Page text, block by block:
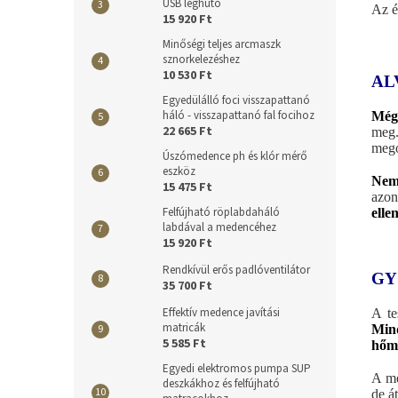
USB léghűtő
15 920 Ft
Minőségi teljes arcmaszk
sznorkelezéshez
10 530 Ft
Egyedülálló foci visszapattanó
háló - visszapattanó fal focihoz
22 665 Ft
Úszómedence ph és klór mérő
eszköz
15 475 Ft
Felfújható röplabdaháló
labdával a medencéhez
15 920 Ft
Rendkívül erős padlóventilátor
35 700 Ft
Effektív medence javítási
matricák
5 585 Ft
Egyedi elektromos pumpa SUP
deszkákhoz és felfújható
Az
A
A
de